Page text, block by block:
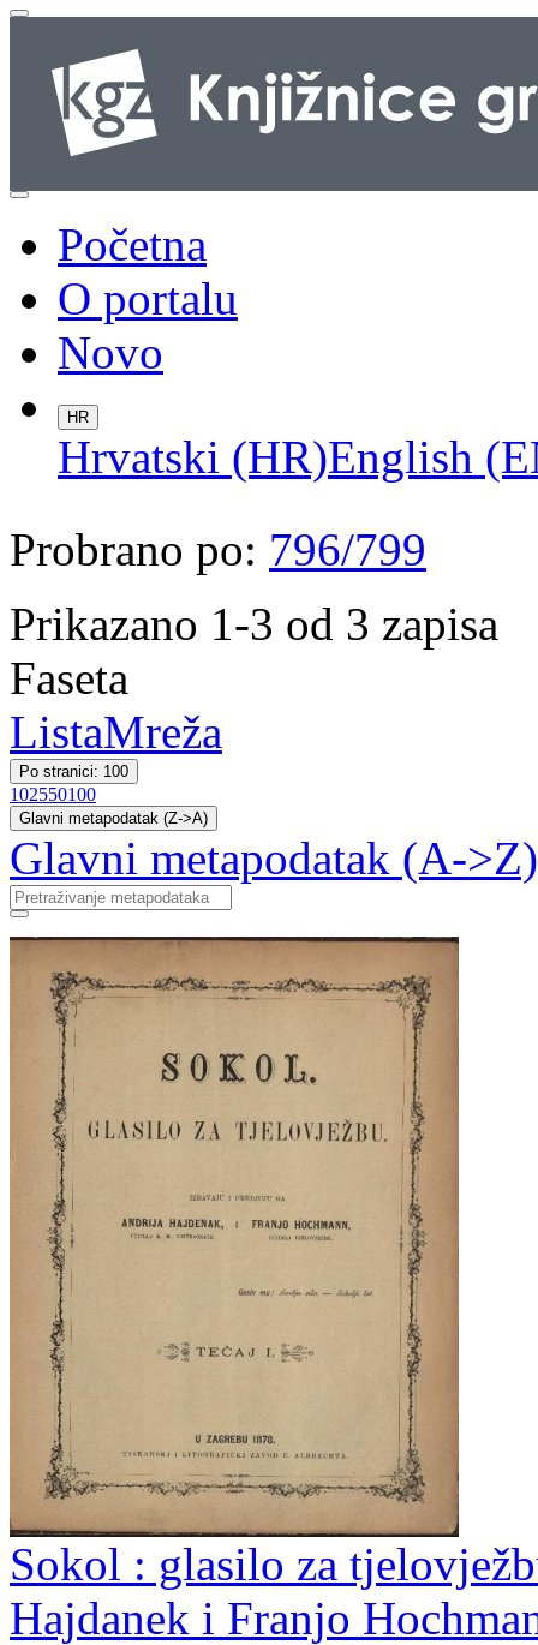
Početna
O portalu
Novo
HR
Hrvatski (HR)English
Probrano po: 796/799
Prikazano 1-3 od 3 zapisa
Faseta
ListaMreža
Po stranici: 100
102550100
Glavni metapodatak (Z->A)
Glavni metapodatak (A->Z)
Sokol : glasilo za
Hajdanek i Franjo